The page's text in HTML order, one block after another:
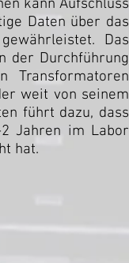
kann Aufschluss
Daten über das
Das
der Durchführung
Transformatoren
weit von seinem
führt dazu, dass
Jahren im Labor
hat.